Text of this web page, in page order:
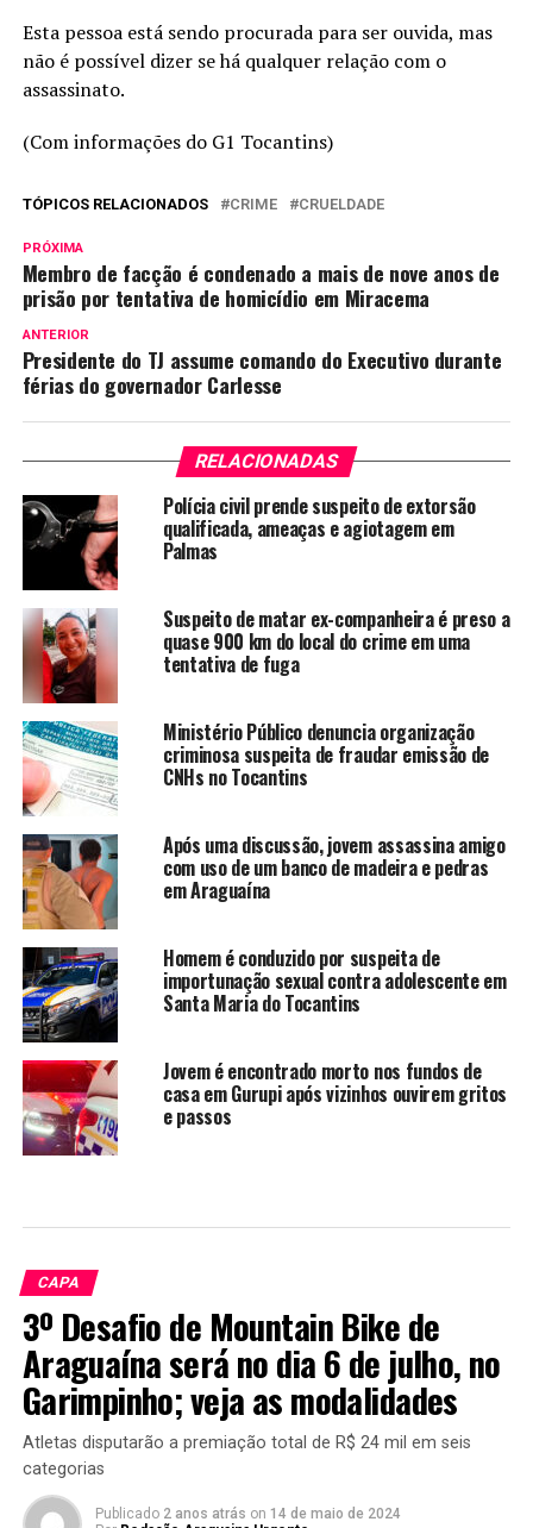
Esta pessoa está sendo procurada para ser ouvida, mas
não é possível dizer se há qualquer relação com o
assassinato.
(Com informações do G1 Tocantins)
TÓPICOS RELACIONADOS CRIME CRUELDADE
PRÓXIMA
Membro de facção é condenado a mais de nove anos de
prisão por tentativa de homicídio em Miracema
ANTERIOR
Presidente do TJ assume comando do Executivo durante
férias do governador Carlesse
RELACIONADAS
Polícia civil prende suspeito de extorsão
qualificada, ameaças e agiotagem em
Palmas
Suspeito de matar ex-companheira é preso a
quase 900 km do local do crime em uma
tentativa de fuga
Ministério Público denuncia organização
criminosa suspeita de fraudar emissão de
CNHs no Tocantins
Após uma discussão, jovem assassina amigo
com uso de um banco de madeira e pedras
em Araguaína
Homem é conduzido por suspeita de
importunação sexual contra adolescente em
Santa Maria do Tocantins
Jovem é encontrado morto nos fundos de
casa em Gurupi após vizinhos ouvirem gritos
e passos
CAPA
3º Desafio de Mountain Bike de
Araguaína será no dia 6 de julho, no
Garimpinho; veja as modalidades
Atletas disputarão a premiação total de R$ 24 mil em seis
categorias
Publicado 2 anos atrás on 14 de maio de 2024